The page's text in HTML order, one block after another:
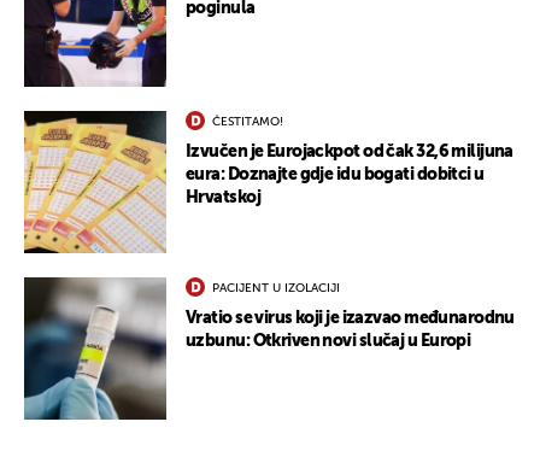
poginula
ČESTITAMO!
Izvučen je Eurojackpot od čak 32,6 milijuna
eura: Doznajte gdje idu bogati dobitci u
Hrvatskoj
PACIJENT U IZOLACIJI
Vratio se virus koji je izazvao međunarodnu
uzbunu: Otkriven novi slučaj u Europi